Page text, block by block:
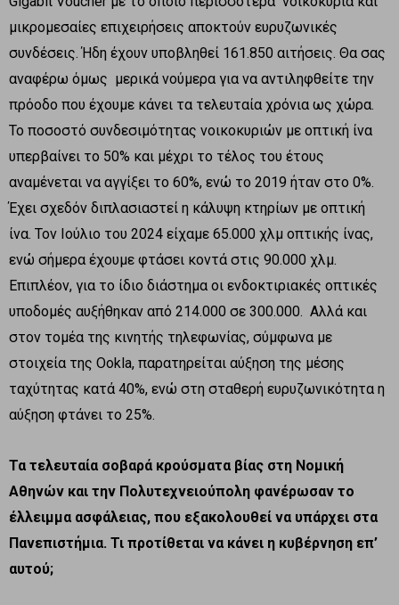
μικρομεσαίες επιχειρήσεις αποκτούν ευρυζωνικές
συνδέσεις. Ήδη έχουν υποβληθεί 161.850 αιτήσεις. Θα σας
αναφέρω όμως μερικά νούμερα για να αντιληφθείτε την
πρόοδο που έχουμε κάνει τα τελευταία χρόνια ως χώρα.
Το ποσοστό συνδεσιμότητας νοικοκυριών με οπτική ίνα
υπερβαίνει το 50% και μέχρι το τέλος του έτους
αναμένεται να αγγίξει το 60%, ενώ το 2019 ήταν στο 0%.
Έχει σχεδόν διπλασιαστεί η κάλυψη κτηρίων με οπτική
ίνα. Τον Ιούλιο του 2024 είχαμε 65.000 χλμ οπτικής ίνας,
ενώ σήμερα έχουμε φτάσει κοντά στις 90.000 χλμ.
Επιπλέον, για το ίδιο διάστημα οι ενδοκτιριακές οπτικές
υποδομές αυξήθηκαν από 214.000 σε 300.000. Αλλά και
στον τομέα της κινητής τηλεφωνίας, σύμφωνα με
στοιχεία της Ookla, παρατηρείται αύξηση της μέσης
ταχύτητας κατά 40%, ενώ στη σταθερή ευρυζωνικότητα η
αύξηση φτάνει το 25%.
Τα τελευταία σοβαρά κρούσματα βίας στη Νομική
Αθηνών και την Πολυτεχνειούπολη φανέρωσαν το
έλλειμμα ασφάλειας, που εξακολουθεί να υπάρχει στα
Πανεπιστήμια. Τι προτίθεται να κάνει η κυβέρνηση επ’
αυτού;